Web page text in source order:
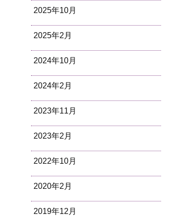
2025年10月
2025年2月
2024年10月
2024年2月
2023年11月
2023年2月
2022年10月
2020年2月
2019年12月